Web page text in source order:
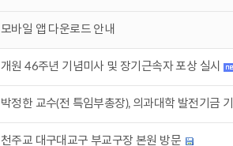
모바일 앱 다운로드 안내
개원 46주년 기념미사 및 장기근속자 포상 실시
박정한 교수(전 특임부총장), 의과대학 발전기금
천주교 대구대교구 부교구장 본원 방문